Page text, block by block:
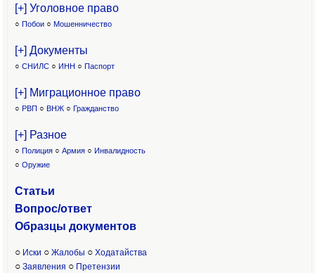
[+] Уголовное право
○ Побои ○ Мошенничество
[+] Документы
○ СНИЛС ○ ИНН ○ Паспорт
[+] Миграционное право
○ РВП ○ ВНЖ ○ Гражданство
[+] Разное
○ Полиция ○ Армия ○ Инвалидность
○ Оружие
Статьи
Вопрос/ответ
Образцы документов
○ Иски ○ Жалобы ○ Ходатайства
○ Заявления ○ Претензии